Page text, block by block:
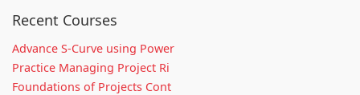
Recent Courses
Advance S-Curve using Power
Practice Managing Project Ri
Foundations of Projects Cont